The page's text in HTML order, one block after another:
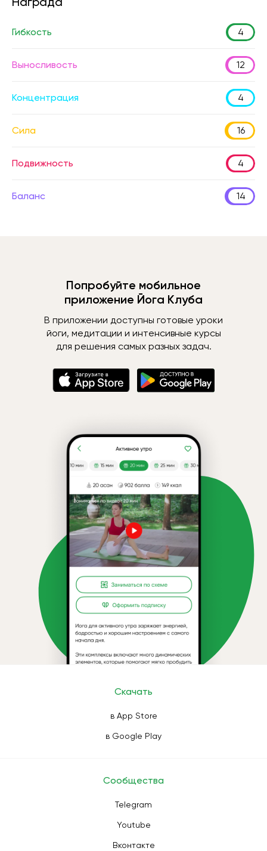
Гибкость 4
Выносливость 12
Концентрация 4
Сила 16
Подвижность 4
Баланс 14
Попробуйте мобильное
приложение Йога Клуба
В приложении доступны готовые уроки
йоги, медитации и интенсивные курсы
для решения самых разных задач.
Скачать
в App Store
в Google Play
Сообщества
Telegram
Youtube
Вконтакте